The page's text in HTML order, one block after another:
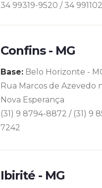
34 99319-9520 / 34
Confins - MG
Base: Belo Horizonte -
Rua Marcos de Azevedo
Nova Esperança
(31) 9 8794-8872 / (31) 9
7242
Ibirité - MG